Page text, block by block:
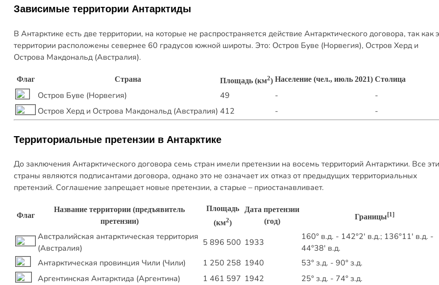
Зависимые территории Антарктиды
В Антарктике есть две территории, на которые не распространяется действие Антарктического договора, так как
территории расположены севернее 60 градусов южной широты. Это: Остров Буве (Норвегия), Остров Херд и
Острова Макдональд (Австралия).
Флаг Страна Площадь (км2) Население (чел., июль 2021) Столица
Остров Буве (Норвегия) 49 -
-
Остров Херд и Острова Макдональд (Австралия) 412 - -
Территориальные претензии в Антарктике
До заключения Антарктического договора семь стран имели претензии на восемь территорий Антарктики. Все эти
страны являются подписантами договора, однако это не означает их отказ от предыдущих территориальных
претензий. Соглашение запрещает новые претензии, а старые – приостанавливает.
Флаг
Название территории (предъявитель
претензии)
Площадь
(км2)
Дата претензии
(год)
Границы[1]
Австралийская антарктическая территория
(Австралия)
5 896 500 1933
160° в.д. - 142°2′ в.д.; 136°11′ в.д. -
44°38′ в.д.
Антарктическая провинция Чили (Чили)
1 250 258 1940
53° з.д. - 90° з.д.
Аргентинская Антарктида (Аргентина)
1 461 597 1942
25° з.д. - 74° з.д.